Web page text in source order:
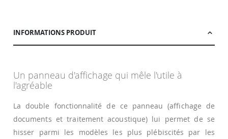
INFORMATIONS PRODUIT
Un panneau d'affichage qui mêle l'utile à
l'agréable
La double fonctionnalité de ce panneau (affichage de
documents et traitement acoustique) lui permet de se
hisser parmi les modèles les plus plébiscités par les